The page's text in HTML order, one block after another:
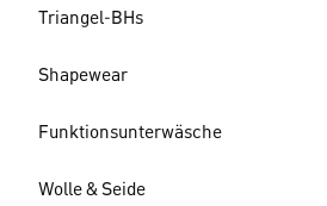
Triangel-BHs
Shapewear
Funktionsunterwäsche
Wolle & Seide